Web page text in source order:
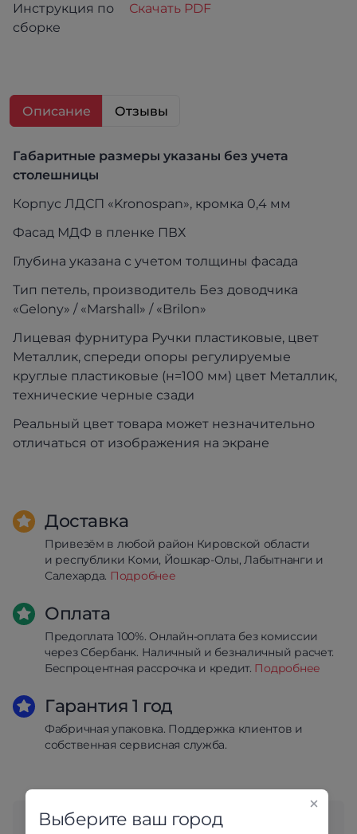
Инструкция по
сборке
Скачать PDF
Описание Отзывы
Габаритные размеры указаны без учета
столешницы
Корпус ЛДСП «Kronospan», кромка 0,4 мм
Фасад МДФ в пленке ПВХ
Глубина указана с учетом толщины фасада
Тип петель, производитель Без доводчика
«Gelony» / «Marshall» / «Brilon»
Лицевая фурнитура Ручки пластиковые, цвет
Металлик, спереди опоры регулируемые
круглые пластиковые (н=100 мм) цвет Металлик,
технические черные сзади
Реальный цвет товара может незначительно
отличаться от изображения на экране
Доставка
Привезём в любой район Кировской области
и республики Коми, Йошкар-Олы, Лабытнанги и
Салехарда. Подробнее
Оплата
Предоплата 100%. Онлайн-оплата без комиссии
через Сбербанк. Наличный и безналичный расчет.
Беспроцентная рассрочка и кредит. Подробнее
Гарантия 1 год
Фабричная упаковка. Поддержка клиентов и
собственная сервисная служба.
Выберите ваш город